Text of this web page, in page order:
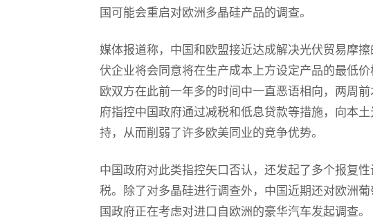
国可能会重启对欧洲多晶硅产品的调查。
媒体报道称，中国和欧盟接近达成解决光伏贸易摩
伏企业将会同意将在生产成本上方设定产品的最低
欧双方在此前一年多的时间中一直恶语相向，两周
府指控中国政府通过减税和低息贷款等措施，向本
持，从而削弱了许多欧美同业的竞争优势。
中国政府对此类指控矢口否认，还发起了多个报复
税。除了对多晶硅进行调查外，中国近期还对欧洲
国政府正在考虑对进口自欧洲的豪华汽车发起调查。